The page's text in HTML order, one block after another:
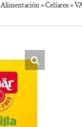
Alimentación»Celíacos»